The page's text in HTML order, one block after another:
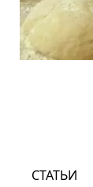
СТАТЬИ